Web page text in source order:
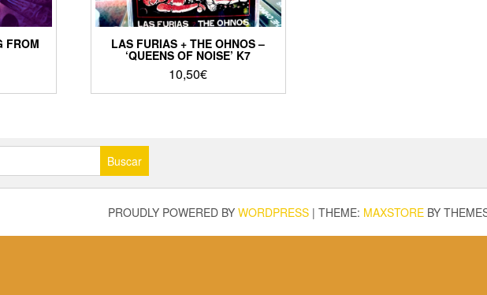
FROM LAS FURIAS + THE OHNOS –
‘QUEENS OF NOISE’ K7
10,50€
Buscar
PROUDLY POWERED BY WORDPRESS | THEME: MAXSTORE BY